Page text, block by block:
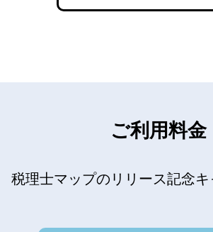
ご利用料金
税理士マップのリリース記念